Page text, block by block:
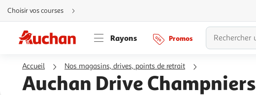
Aller
directement
au
Aller
directement
à
Aller
la
navigation
Choisir vos courses
Rayons Promos
Accueil Nos magasins, drives, points de retrait
Auchan Drive Champniers